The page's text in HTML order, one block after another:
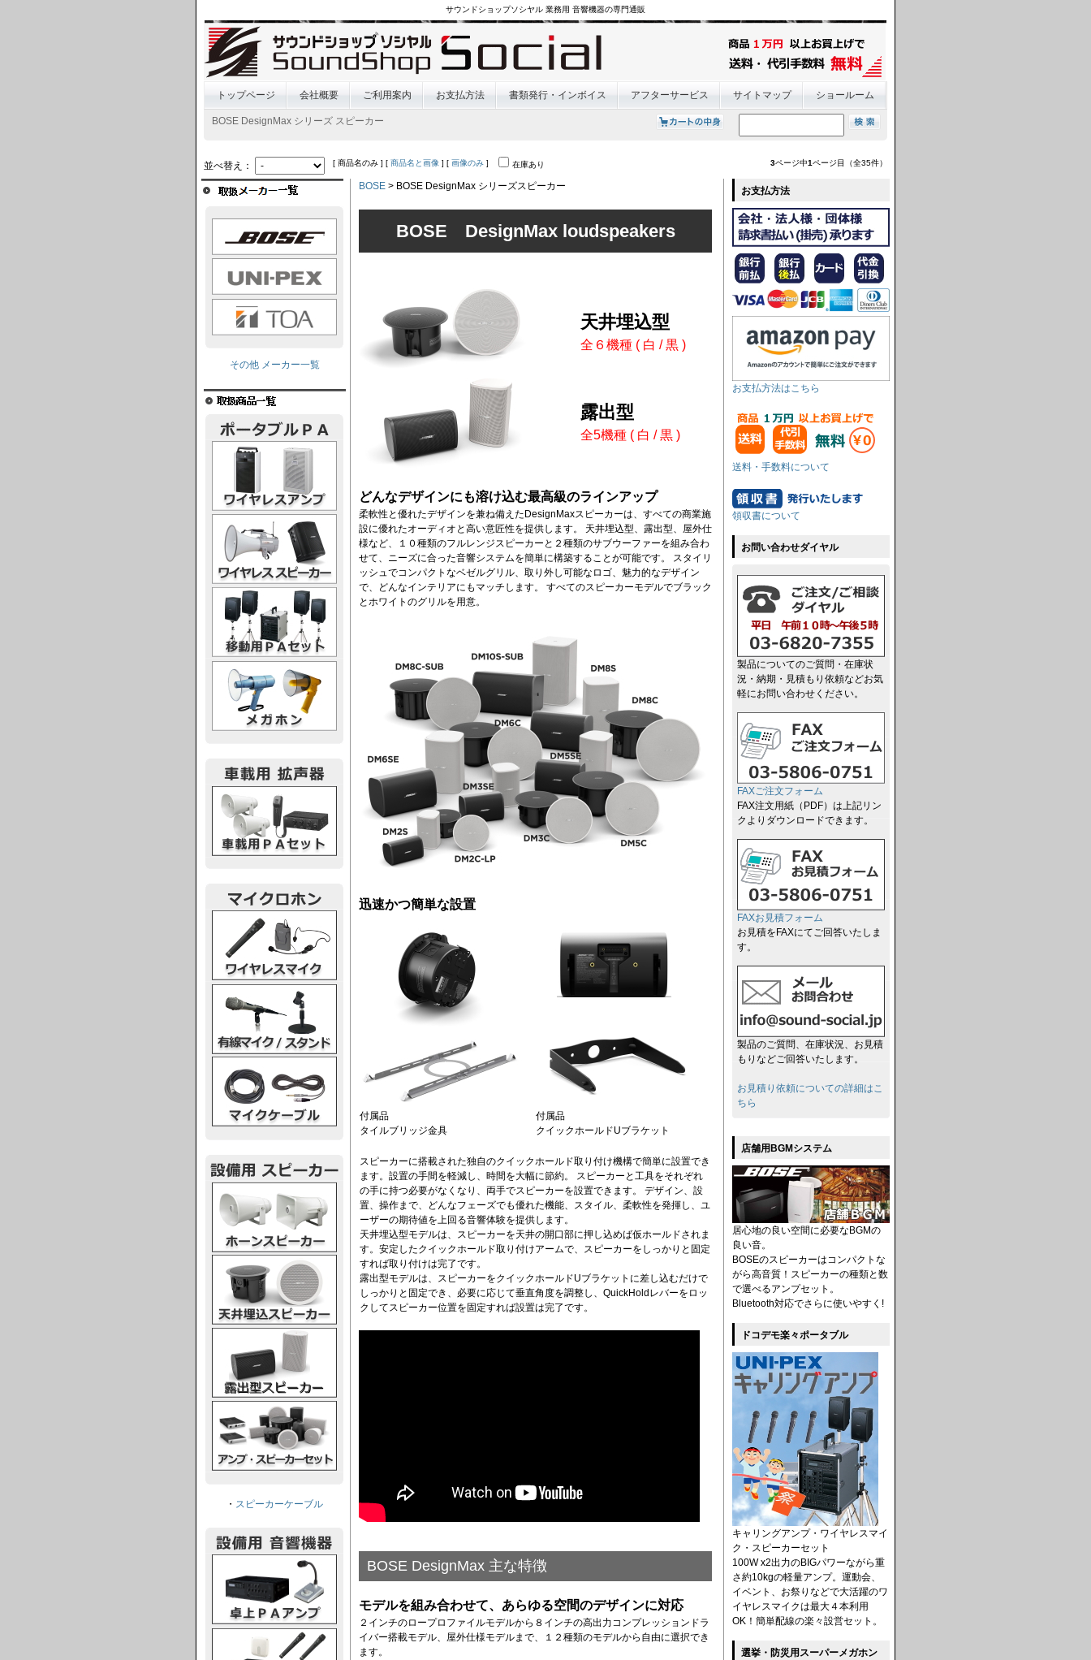
サウンドショップソシヤル 業務用 音響機器の専門通販
トップページ 会社概要 ご利用案内 お支払方法 書類発行・インボイス アフターサービス サイトマップ ショールーム
BOSE DesignMax シリーズ スピーカー
並べ替え： [ 商品名のみ ] [ 商品名と画像 ] [ 画像のみ ] 在庫あり 3ページ中1ページ目（全35件）
BOSE > BOSE DesignMax シリーズスピーカー
BOSE DesignMax loudspeakers
天井埋込型
全６機種 ( 白 / 黒 )
露出型
全5機種 ( 白 / 黒 )
どんなデザインにも溶け込む最高級のラインアップ
柔軟性と優れたデザインを兼ね備えたDesignMaxスピーカーは、すべての商業施
設に優れたオーディオと高い意匠性を提供します。 天井埋込型、露出型、屋外仕
様など、１０種類のフルレンジスピーカーと２種類のサブウーファーを組み合わ
せて、ニーズに合った音響システムを簡単に構築することが可能です。 スタイリ
ッシュでコンパクトなベゼルグリル、取り外し可能なロゴ、魅力的なデザイン
で、どんなインテリアにもマッチします。 すべてのスピーカーモデルでブラック
とホワイトのグリルを用意。
迅速かつ簡単な設置
付属品
タイルブリッジ金具
付属品
クイックホールドUブラケット
スピーカーに搭載された独自のクイックホールド取り付け機構で簡単に設置でき
ます。設置の手間を軽減し、時間を大幅に節約。 スピーカーと工具をそれぞれ
の手に持つ必要がなくなり、両手でスピーカーを設置できます。 デザイン、設
置、操作まで、どんなフェーズでも優れた機能、スタイル、柔軟性を発揮し、ユ
ーザーの期待値を上回る音響体験を提供します。
天井埋込型モデルは、スピーカーを天井の開口部に押し込めば仮ホールドされま
す。安定したクイックホールド取り付けアームで、スピーカーをしっかりと固定
すれば取り付けは完了です。
露出型モデルは、スピーカーをクイックホールドUブラケットに差し込むだけで
しっかりと固定でき、必要に応じて垂直角度を調整し、QuickHoldレバーをロッ
クしてスピーカー位置を固定すれば設置は完了です。
BOSE DesignMax 主な特徴
モデルを組み合わせて、あらゆる空間のデザインに対応
２インチのロープロファイルモデルから８インチの高出力コンプレッションドラ
イバー搭載モデル、屋外仕様モデルまで、１２種類のモデルから自由に選択でき
ます。
その他 メーカー一覧
・ スピーカーケーブル
お支払方法
お支払方法はこちら
送料・手数料について
領収書について
お問い合わせダイヤル
製品についてのご質問・在庫状
況・納期・見積もり依頼などお気
軽にお問い合わせください。
FAXご注文フォーム
FAX注文用紙（PDF）は上記リン
クよりダウンロードできます。
FAXお見積フォーム
お見積をFAXにてご回答いたしま
す。
製品のご質問、在庫状況、お見積
もりなどご回答いたします。
お見積り依頼についての詳細はこ
ちら
店舗用BGMシステム
居心地の良い空間に必要なBGMの
良い音。
BOSEのスピーカーはコンパクトな
がら高音質！スピーカーの種類と数
で選べるアンプセット。
Bluetooth対応でさらに使いやすく!
ドコデモ楽々ポータブル
キャリングアンプ・ワイヤレスマイ
ク・スピーカーセット
100W x2出力のBIGパワーながら重
さ約10kgの軽量アンプ。運動会、
イベント、お祭りなどで大活躍のワ
イヤレスマイクは最大４本利用
OK！簡単配線の楽々設営セット。
選挙・防災用スーパーメガホン